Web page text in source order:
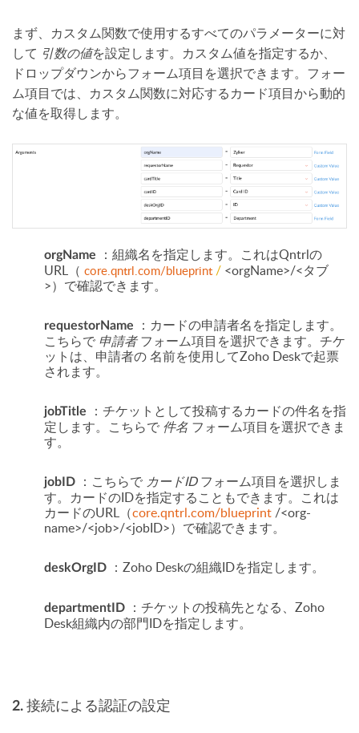
まず、カスタム関数で使用するすべてのパラメーターに対
して 引数の値を設定します。カスタム値を指定するか、
ドロップダウンからフォーム項目を選択できます。フォー
ム項目では、カスタム関数に対応するカード項目から動的
な値を取得します。
orgName
：組織名を指定します。これはQntrlの
URL（ core.qntrl.com/blueprint / <orgName>/<タブ
>）で確認できます。
requestorName
：カードの申請者名を指定します。
こちらで 申請者 フォーム項目を選択できます。チケ
ットは、申請者の名前を使用してZoho Deskで起票
されます。
jobTitle
：チケットとして投稿するカードの件名を指
定します。こちらで 件名 フォーム項目を選択できま
す。
jobID ：こちらで カードID フォーム項目を選択しま
す。カードのIDを指定することもできます。これは
カードのURL（core.qntrl.com/blueprint /<org-
name>/<job>/<jobID>）で確認できます。
deskOrgID ：Zoho Deskの組織IDを指定します。
departmentID
：チケットの投稿先となる、Zoho
Desk組織内の部門IDを指定します。
2. 接続による認証の設定